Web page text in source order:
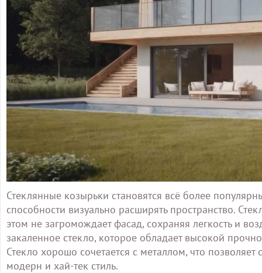
Стеклянные козырьки становятся всё более
способности визуально расширять пространство.
этом не загромождает фасад, сохраняя легкость и
закаленное стекло, которое обладает высокой
Стекло хорошо сочетается с металлом, что
модерн и хай-тек стиль.